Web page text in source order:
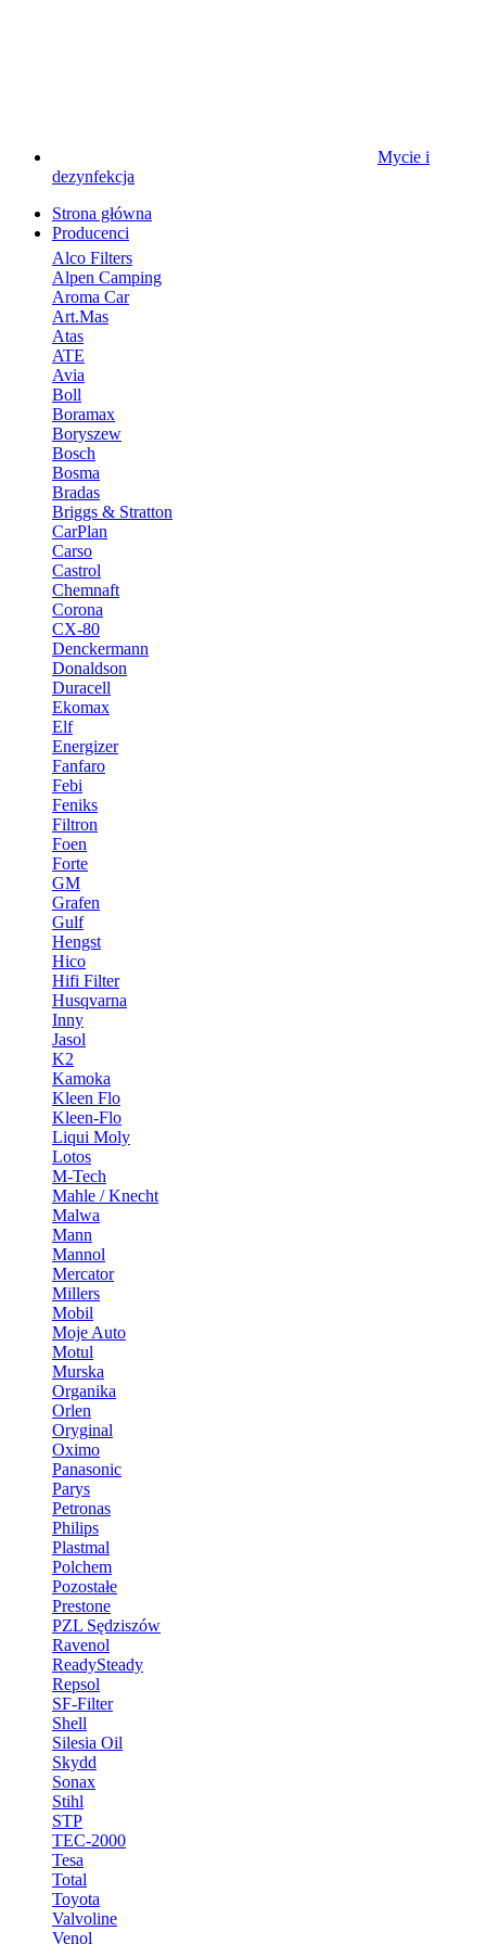
Mycie i
dezynfekcja
Strona główna
Producenci
Alco Filters
Alpen Camping
Aroma Car
Art.Mas
Atas
ATE
Avia
Boll
Boramax
Boryszew
Bosch
Bosma
Bradas
Briggs & Stratton
CarPlan
Carso
Castrol
Chemnaft
Corona
CX-80
Denckermann
Donaldson
Duracell
Ekomax
Elf
Energizer
Fanfaro
Febi
Feniks
Filtron
Foen
Forte
GM
Grafen
Gulf
Hengst
Hico
Hifi Filter
Husqvarna
Inny
Jasol
K2
Kamoka
Kleen Flo
Kleen-Flo
Liqui Moly
Lotos
M-Tech
Mahle / Knecht
Malwa
Mann
Mannol
Mercator
Millers
Mobil
Moje Auto
Motul
Murska
Organika
Orlen
Oryginal
Oximo
Panasonic
Parys
Petronas
Philips
Plastmal
Polchem
Pozostałe
Prestone
PZL Sędziszów
Ravenol
ReadySteady
Repsol
SF-Filter
Shell
Silesia Oil
Skydd
Sonax
Stihl
STP
TEC-2000
Tesa
Total
Toyota
Valvoline
Venol